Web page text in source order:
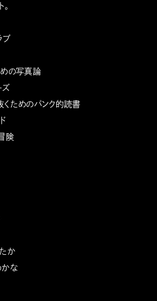
ブ
めの写真論
ズ
くためのパンク的読書
険
か
かな